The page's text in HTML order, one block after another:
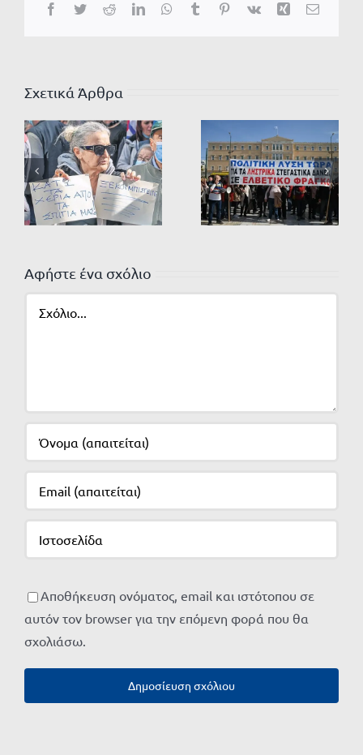
Facebook
TwitterRedditLinkedInWhatsApp
TumblrPinterest
Vk Xing Email
Σχετικά Άρθρα
Αφήστε ένα σχόλιο
Αποθήκευση ονόματος, email και ιστότοπου σε
αυτόν τον browser για την επόμενη φορά που θα
σχολιάσω.